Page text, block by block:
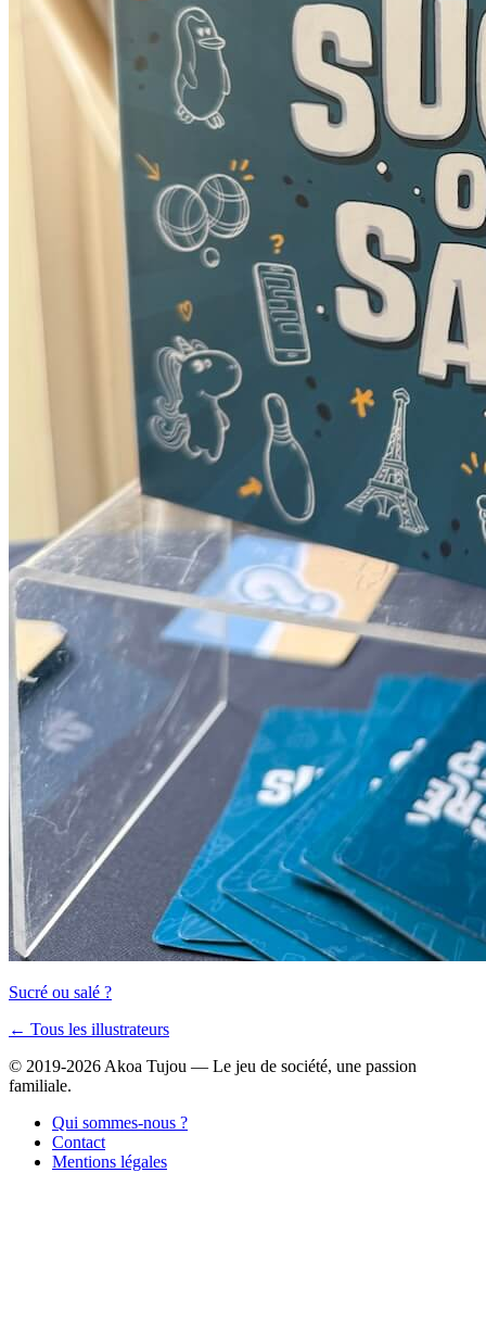
Sucré ou salé ?
← Tous les illustrateurs
© 2019-2026 Akoa Tujou — Le jeu de société, une passion
familiale.
Qui sommes-nous ?
Contact
Mentions légales